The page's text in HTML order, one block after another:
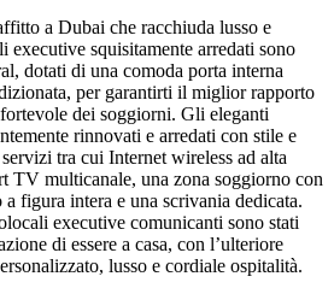
a Dubai che racchiuda lusso e
executive squisitamente arredati sono
dotati di una comoda porta interna
per garantirti il miglior rapporto
dei soggiorni. Gli eleganti
rinnovati e arredati con stile e
tra cui Internet wireless ad alta
TV multicanale, una zona soggiorno con
figura intera e una scrivania dedicata.
executive comunicanti sono stati
di essere a casa, con l’ulteriore
lusso e cordiale ospitalità.